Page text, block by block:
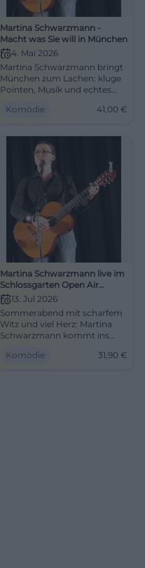
Martina Schwarzmann -
Macht was Sie will in München
4. Mai 2026
Martina Schwarzmann bringt
München zum Lachen: kluge
Pointen, Musik und echtes
04.05.2026, 41 €. Jetzt Plätze
Komödie 41,00 €
Martina Schwarzmann live im
Schlossgarten Open Air
Regensburg
13. Jul 2026
Sommerabend mit scharfem
Witz und viel Herz: Martina
Schwarzmann kommt ins
Regensburg. 13.07.2026, ab
Komödie 31,90 €